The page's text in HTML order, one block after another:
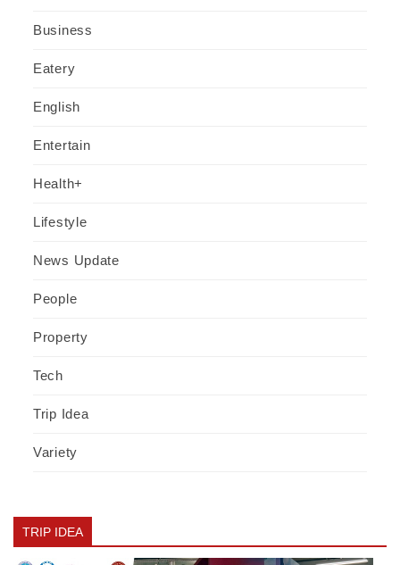
Business
Eatery
English
Entertain
Health+
Lifestyle
News Update
People
Property
Tech
Trip Idea
Variety
TRIP IDEA